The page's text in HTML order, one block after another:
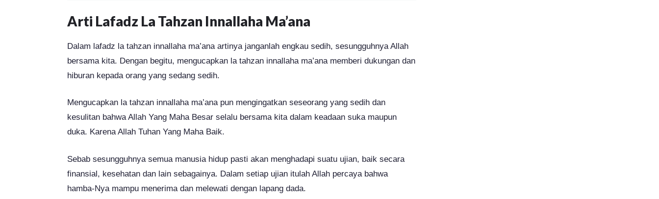
Arti Lafadz La Tahzan Innallaha Ma’ana
Dalam lafadz la tahzan innallaha ma’ana artinya janganlah engkau sedih, sesungguhnya Allah
bersama kita. Dengan begitu, mengucapkan la tahzan innallaha ma’ana memberi dukungan dan
hiburan kepada orang yang sedang sedih.
Mengucapkan la tahzan innallaha ma’ana pun mengingatkan seseorang yang sedih dan
kesulitan bahwa Allah Yang Maha Besar selalu bersama kita dalam keadaan suka maupun
duka. Karena Allah Tuhan Yang Maha Baik.
Sebab sesungguhnya semua manusia hidup pasti akan menghadapi suatu ujian, baik secara
finansial, kesehatan dan lain sebagainya. Dalam setiap ujian itulah Allah percaya bahwa
hamba-Nya mampu menerima dan melewati dengan lapang dada.